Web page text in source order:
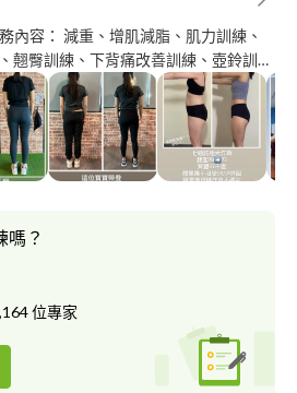
內容： 減重、增肌減脂、肌力訓練、
翹臀訓練、下背痛改善訓練、壺鈴訓
塑。 ✅證照與經歷： NSCA美國國家肌
證照 PPES懷孕及產後婦女訓練專家
國際壺鈴Level1 LowBack Exercise
功能性臀部訓練 TRX-STC懸吊訓練 台
健身指導員 中華民國健身運動協會健身
嗎？
位專家